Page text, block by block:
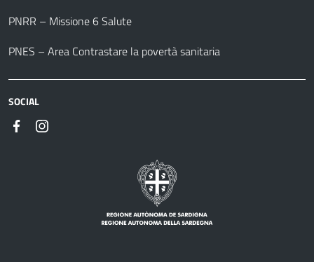
PNRR – Missione 6 Salute
PNES – Area Contrastare la povertà sanitaria
SOCIAL